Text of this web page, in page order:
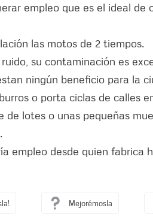
empleo que es el ideal
las motos de 2 tiempos.
su contaminación es
ningún beneficio para la
o porta ciclas de calles
de lotes o unas pequeñas
empleo desde quien fabrica
Mejorémosla